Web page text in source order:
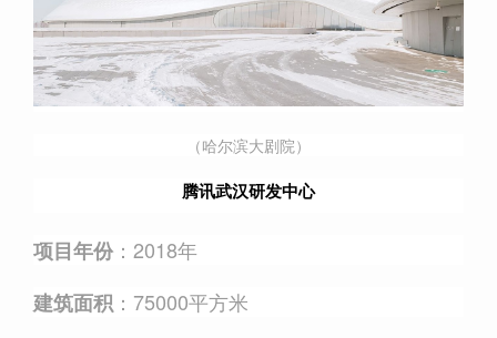
（哈尔滨大剧院）
腾讯武汉研发中心
项目年份 ：2018年
建筑面积 ：75000平方米